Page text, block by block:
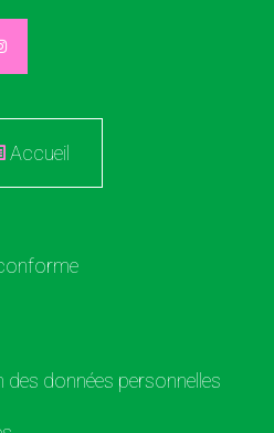
Accueil
des données personnelles